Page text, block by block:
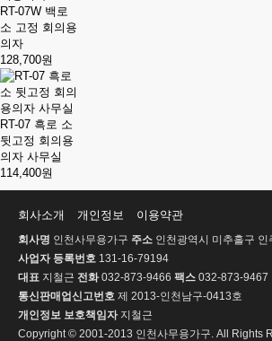
RT-07W 백로
소 고정 회의용
의자
128,700원
RT-07 흑로 소
뒷고정 회의용
의자 사무실
114,400원
회사소개 개인정보 이용약관
회사명 인천사무용가구 주소 인천광역시 미추홀구
사업자 등록번호 131-16-79194
대표 지철근 전화032-873-9466 팩스 032-873-9467
통신판매업신고번호 제 2013-인천남구-0413호
개인정보 보호책임자지철근
Copyright © 2001-2013 인천사무용가구. All Rights